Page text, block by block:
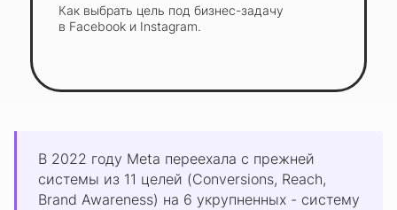
Как выбрать цель под бизнес-задачу
в Facebook и Instagram.
В 2022 году Meta переехала с прежней
системы из 11 целей (Conversions, Reach,
Brand Awareness) на 6 укрупненных - систему